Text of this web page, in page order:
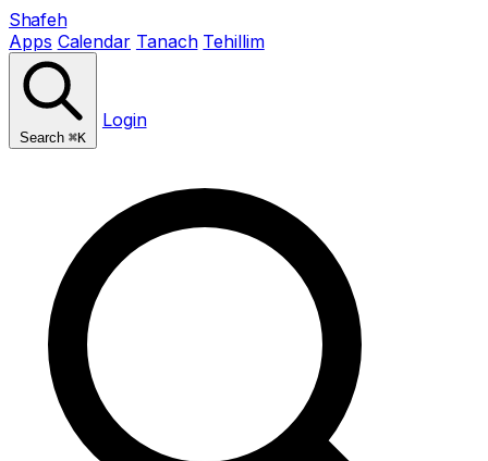
Shafeh
Apps Calendar Tanach Tehillim
Search ⌘K
Login